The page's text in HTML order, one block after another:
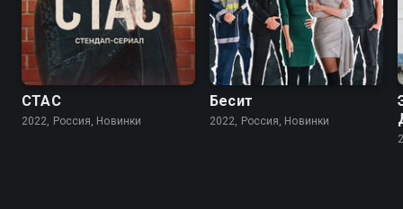
СТАС
2022, Россия, Новинки
Бесит
2022, Россия, Новинки